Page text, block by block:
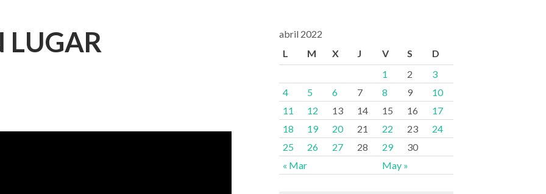
LUGAR
abril 2022
L
M X J V S D
« Mar May »
1 2
3
4
5 6 7 8 9
10
11
12 13 14 15 16
17
18
19 20 21 22 23
24
25
26 27 28 29 30